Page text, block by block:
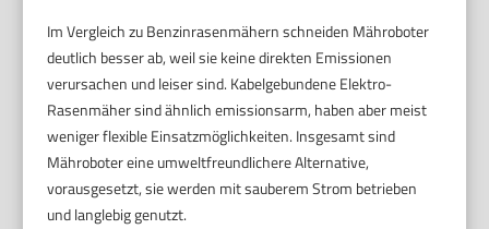
Im Vergleich zu Benzinrasenmähern schneiden Mähroboter
deutlich besser ab, weil sie keine direkten Emissionen
verursachen und leiser sind. Kabelgebundene Elektro-
Rasenmäher sind ähnlich emissionsarm, haben aber meist
weniger flexible Einsatzmöglichkeiten. Insgesamt sind
Mähroboter eine umweltfreundlichere Alternative,
vorausgesetzt, sie werden mit sauberem Strom betrieben
und langlebig genutzt.